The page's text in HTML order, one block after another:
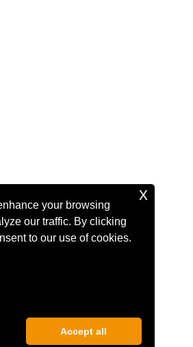
your browsing
our traffic. By clicking
to our use of cookies.
Accept all
x